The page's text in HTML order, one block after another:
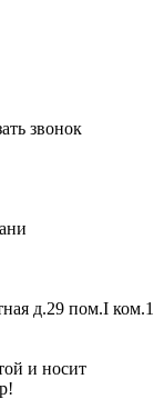
звонок
д.29 пом.I ком.1
и носит